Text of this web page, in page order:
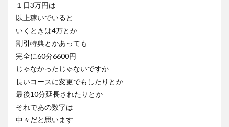
１日3万円は
以上稼いでいると
いくときは4万とか
割引特典とかあっても
完全に60分6600円
じゃなかったじゃないですか
長いコースに変更でもしたりとか
最後10分延長されたりとか
それであの数字は
中々だと思います